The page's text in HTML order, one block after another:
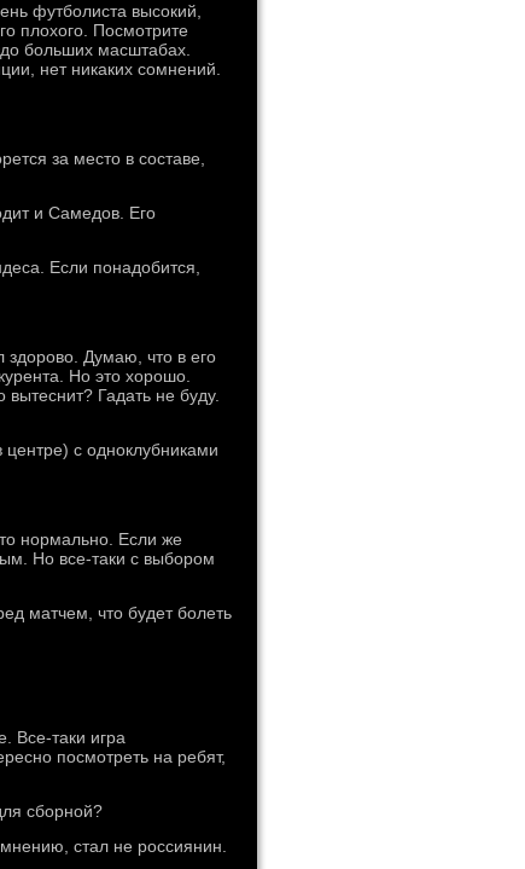
футболиста высокий,
плохого. Посмотрите
больших масштабах.
нет никаких сомнений.
за место в составе,
и Самедов. Его
Если понадобится,
здорово. Думаю, что в его
Но это хорошо.
Гадать не буду.
с одноклубниками
нормально. Если же
Но все-таки с выбором
матчем, что будет болеть
Все-таки игра
посмотреть на ребят,
сборной?
стал не россиянин.